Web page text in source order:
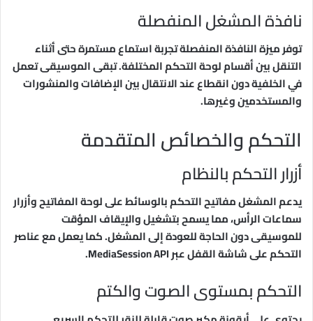
نافذة المشغل المنفصلة
توفر ميزة النافذة المنفصلة تجربة استماع مستمرة حتى أثناء
التنقل بين أقسام لوحة التحكم المختلفة. تبقى الموسيقى تعمل
في الخلفية دون انقطاع عند الانتقال بين الإضافات والمنشورات
والمستخدمين وغيرها.
التحكم والخصائص المتقدمة
أزرار التحكم بالنظام
يدعم المشغل مفاتيح التحكم بالوسائط على لوحة المفاتيح وأزرار
سماعات الرأس، مما يسمح بتشغيل والإيقاف المؤقت
للموسيقى دون الحاجة للعودة إلى المشغل. كما يعمل مع عناصر
التحكم على شاشة القفل عبر MediaSession API.
التحكم بمستوى الصوت والكتم